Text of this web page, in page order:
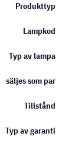
Produkttyp
Lampkod
Typ av lampa
säljes som par
Tillstånd
Typ av garanti